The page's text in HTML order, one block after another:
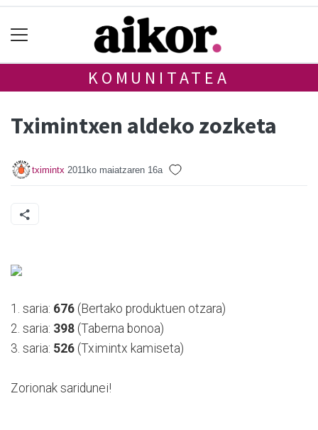
KOMUNITATEA
Tximintxen aldeko zozketa
tximintx 2011ko maiatzaren 16a
1. saria: 676 (Bertako produktuen otzara)
2. saria: 398 (Taberna bonoa)
3. saria: 526 (Tximintx kamiseta)
Zorionak saridunei!